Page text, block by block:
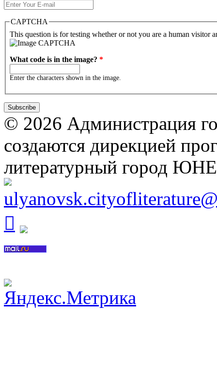
CAPTCHA
This question is for testing whether or not you are a human visitor
What code is in the image? *
Enter the characters shown in the image.
© 2026 Администрация
создаются дирекцией
литературный город
